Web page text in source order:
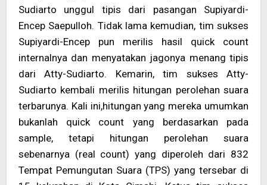
Sudiarto unggul tipis dari pasangan Supiyardi-
Encep Saepulloh. Tidak lama kemudian, tim sukses
Supiyardi-Encep pun merilis hasil quick count
internalnya dan menyatakan jagonya menang tipis
dari Atty-Sudiarto. Kemarin, tim sukses Atty-
Sudiarto kembali merilis hitungan perolehan suara
terbarunya. Kali ini,hitungan yang mereka umumkan
bukanlah quick count yang berdasarkan pada
sample, tetapi hitungan perolehan suara
sebenarnya (real count) yang diperoleh dari 832
Tempat Pemungutan Suara (TPS) yang tersebar di